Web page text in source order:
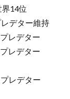
界14位
レデター維持
レデター
レデター
レデター